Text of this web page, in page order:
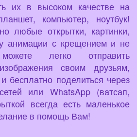
их в высоком качестве на
компьютер, ноутбук!
любые открытки, картинки,
анимации с крещением и не
легко отправить
своим друзьям,
бесплатно поделиться через
или WhatsApp (ватсап,
всегда есть маленькое
в помощь Вам!